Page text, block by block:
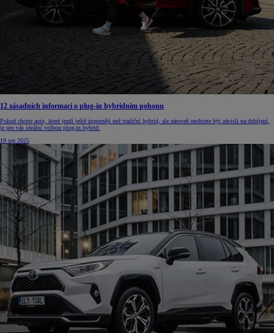
12 zásadních informací o plug-in hybridním pohonu
Pokud chcete auto, které jezdí ještě úsporněji než tradiční hybrid, ale zároveň nechcete být závislí na dobíjení,
je pro vás ideální volbou plug-in hybrid.
19 srp 2025